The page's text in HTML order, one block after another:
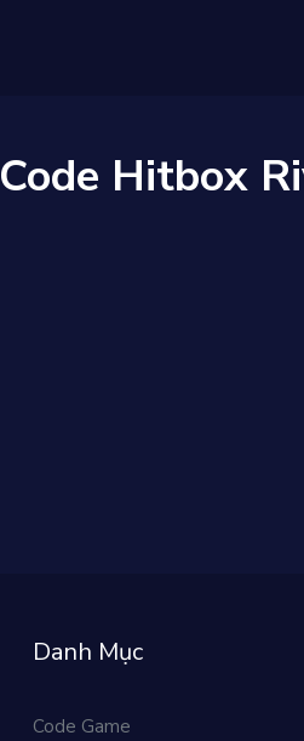
Code Hitbox
Danh Mục
Code Game